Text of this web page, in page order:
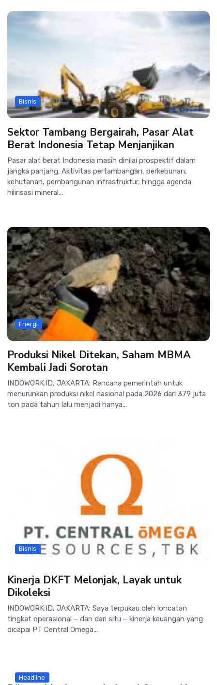
Bisnis
Sektor Tambang Bergairah, Pasar Alat
Berat Indonesia Tetap Menjanjikan
Pasar alat berat Indonesia masih dinilai prospektif dalam
jangka panjang. Aktivitas pertambangan, perkebunan,
kehutanan, pembangunan infrastruktur, hingga agenda
hilirisasi mineral...
Energi
Produksi Nikel Ditekan, Saham MBMA
Kembali Jadi Sorotan
INDOWORK.ID, JAKARTA: Rencana pemerintah untuk
menurunkan produksi nikel nasional pada 2026 dari 379 juta
ton pada tahun lalu menjadi hanya...
Bisnis
Kinerja DKFT Melonjak, Layak untuk
Dikoleksi
INDOWORK.ID, JAKARTA: Saya terpukau oleh loncatan
tingkat operasional – dan dari situ – kinerja keuangan yang
dicapai PT Central Omega...
Headline